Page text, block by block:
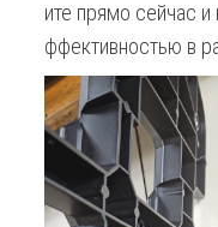
ите прямо сейчас
ффективностью в